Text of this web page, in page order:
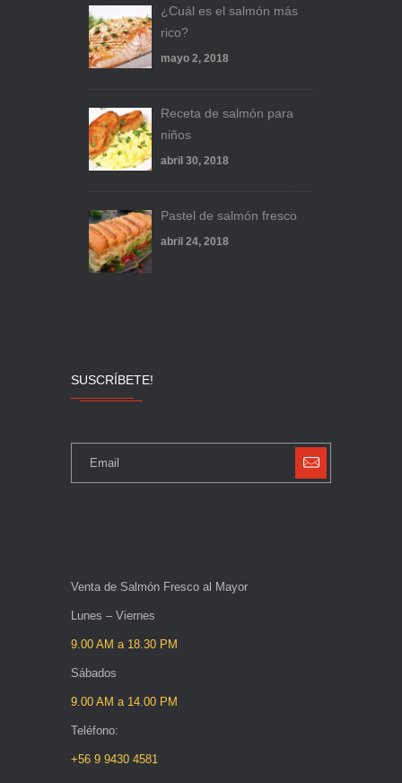
¿Cuál es el salmón más
rico?
mayo 2, 2018
Receta de salmón para
niños
abril 30, 2018
Pastel de salmón fresco
abril 24, 2018
SUSCRÍBETE!
Venta de Salmón Fresco al Mayor
Lunes – Viernes
9.00 AM a 18.30 PM
Sábados
9.00 AM a 14.00 PM
Teléfono:
+56 9 9430 4581